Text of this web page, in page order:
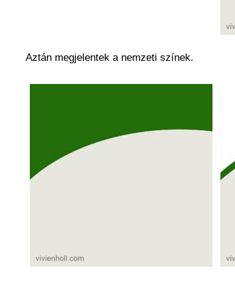
Aztán megjelentek a nemzeti színek.